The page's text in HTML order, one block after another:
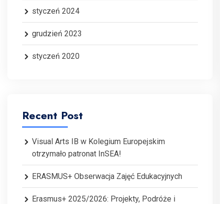
styczeń 2024
grudzień 2023
styczeń 2020
Recent Post
Visual Arts IB w Kolegium Europejskim
otrzymało patronat InSEA!
ERASMUS+ Obserwacja Zajęć Edukacyjnych
Erasmus+ 2025/2026: Projekty, Podróże i